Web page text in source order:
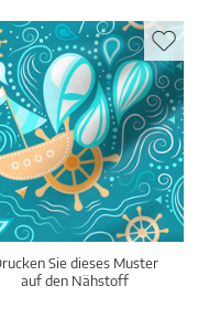
Sie dieses Muster
auf den Nähstoff